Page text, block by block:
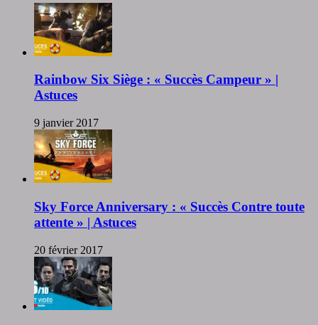
Rainbow Six Siège : « Succès Campeur » |
Astuces
9 janvier 2017
Sky Force Anniversary : « Succès Contre toute
attente » | Astuces
20 février 2017